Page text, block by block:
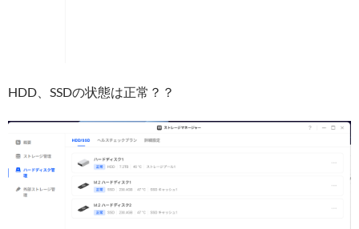
HDD、SSDの状態は正常？？